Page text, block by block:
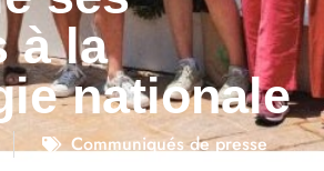
à la
nationale
Communiqués de presse